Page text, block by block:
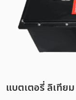
แบตเตอรี่ ลิเทีย